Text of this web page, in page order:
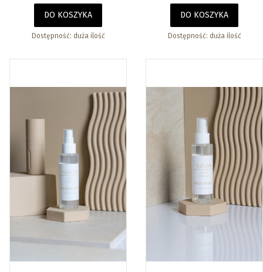
DO KOSZYKA
Dostępność: duża ilość
DO KOSZYKA
Dostępność: duża ilość